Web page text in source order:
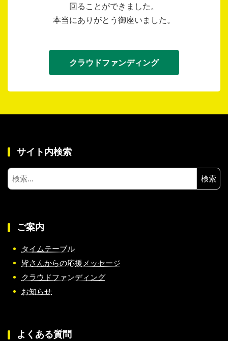
回ることができました。
本当にありがとう御座いました。
クラウドファンディング
サイト内検索
検
索:
ご案内
タイムテーブル
皆さんからの応援メッセージ
クラウドファンディング
お知らせ
よくある質問